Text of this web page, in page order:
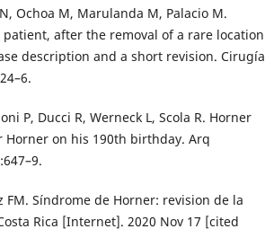
Ochoa M, Marulanda M, Palacio M.
after the removal of a rare location
description and a short revision. Cirugía
P, Ducci R, Werneck L, Scola R. Horner
on his 190th birthday. Arq
FM. Síndrome de Horner: revision de la
Rica [Internet]. 2020 Nov 17 [cited